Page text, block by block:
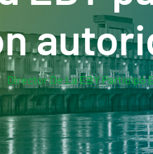
Director De La EBY Participó